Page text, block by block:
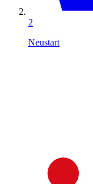
2
Neustart